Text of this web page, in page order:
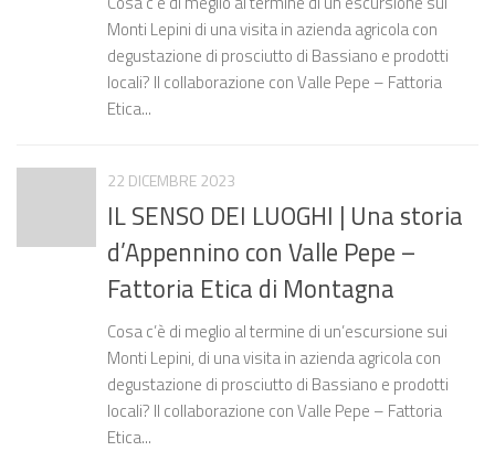
Monti Lepini di una visita in azienda agricola con
degustazione di prosciutto di Bassiano e prodotti
locali? Il collaborazione con Valle Pepe – Fattoria
Etica...
22 DICEMBRE 2023
IL SENSO DEI LUOGHI | Una storia
d’Appennino con Valle Pepe –
Fattoria Etica di Montagna
Cosa c’è di meglio al termine di un’escursione sui
Monti Lepini, di una visita in azienda agricola con
degustazione di prosciutto di Bassiano e prodotti
locali? Il collaborazione con Valle Pepe – Fattoria
Etica...